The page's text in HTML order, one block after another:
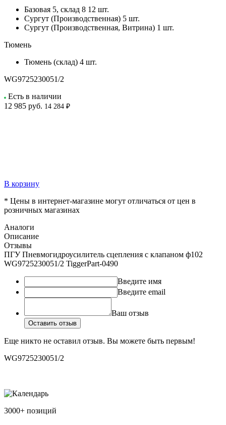
Базовая 5, склад 8 12 шт.
Сургут (Производственная) 5 шт.
Сургут (Производственная, Витрина) 1 шт.
Тюмень
Тюмень (склад) 4 шт.
WG9725230051/2
Есть в наличии
12 985 руб. 14 284 ₽
В корзину
* Цены в интернет-магазине могут отличаться от цен в
розничных магазинах
Аналоги
Описание
Отзывы
ПГУ Пневмогидроусилитель сцепления с клапаном ф102
WG9725230051/2 TiggerPart-0490
Введите имя
Введите email
Ваш отзыв
Оставить отзыв
Еще никто не оставил отзыв. Вы можете быть первым!
WG9725230051/2
3000+ позиций